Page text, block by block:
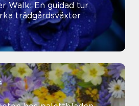
Walk: En guidad tur
trädgårdsväxter